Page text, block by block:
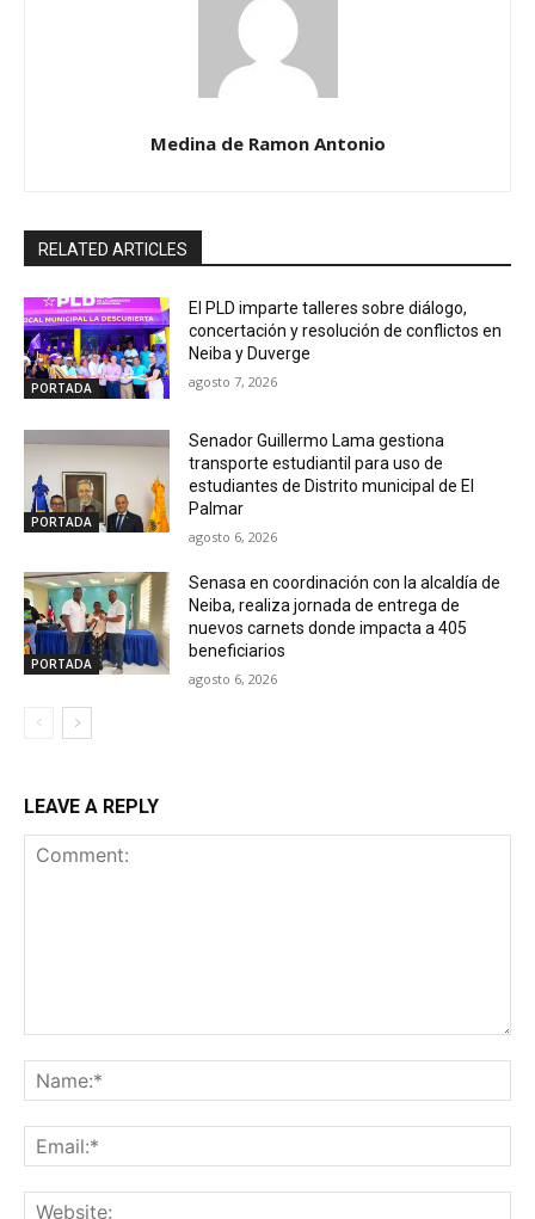
Medina de Ramon Antonio
RELATED ARTICLES
PORTADA
El PLD imparte talleres sobre diálogo,
concertación y resolución de conflictos en
Neiba y Duverge
agosto 7, 2026
PORTADA
Senador Guillermo Lama gestiona
transporte estudiantil para uso de
estudiantes de Distrito municipal de El
Palmar
agosto 6, 2026
PORTADA
Senasa en coordinación con la alcaldía de
Neiba, realiza jornada de entrega de
nuevos carnets donde impacta a 405
beneficiarios
agosto 6, 2026
LEAVE A REPLY